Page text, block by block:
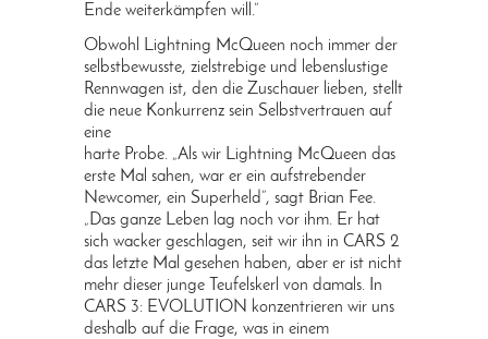
Ende weiterkämpfen will.”
Obwohl Lightning McQueen noch immer der
selbstbewusste, zielstrebige und lebenslustige
Rennwagen ist, den die Zuschauer lieben, stellt
die neue Konkurrenz sein Selbstvertrauen auf
eine
harte Probe. „Als wir Lightning McQueen das
erste Mal sahen, war er ein aufstrebender
Newcomer, ein Superheld”, sagt Brian Fee.
„Das ganze Leben lag noch vor ihm. Er hat
sich wacker geschlagen, seit wir ihn in CARS 2
das letzte Mal gesehen haben, aber er ist nicht
mehr dieser junge Teufelskerl von damals. In
CARS 3: EVOLUTION konzentrieren wir uns
deshalb auf die Frage, was in einem